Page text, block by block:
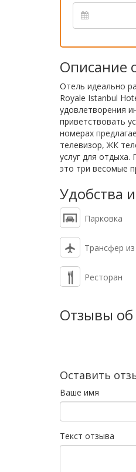
Описание
Отель идеально
Royale Istanbul
удовлетворения
приветствовать
номерах
телевизор, ЖК
услуг для
это три весомые
Удобства
Парковка
Трансфер
Ресторан
Отзывы об
Оставить
Ваше имя
Текст отзыва